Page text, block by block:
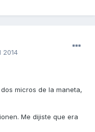
2014
micros de la maneta,
Me dijiste que era